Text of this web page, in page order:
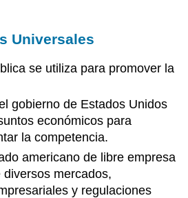
Universales
se utiliza para promover la
gobierno de Estados Unidos
económicos para
la competencia.
americano de libre empresa
mercados,
y regulaciones